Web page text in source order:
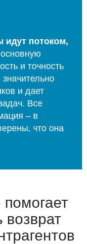
идут потоком,
и точность
и дает
Все
– в
что она
помогает
возврат